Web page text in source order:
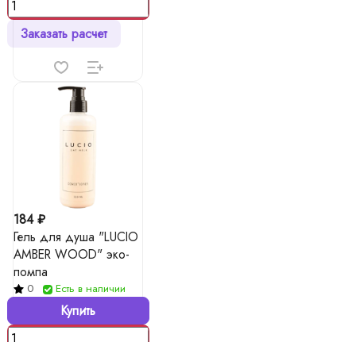
Заказать расчет
184 ₽
Гель для душа "LUCIO
AMBER WOOD" эко-
помпа
0 Есть в наличии
Купить